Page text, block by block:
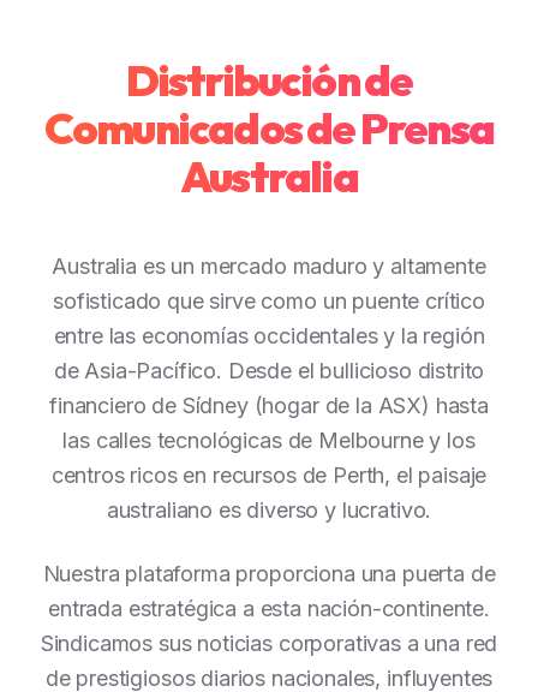
Distribución de
Comunicados de Prensa
Australia
Australia es un mercado maduro y altamente
sofisticado que sirve como un puente crítico
entre las economías occidentales y la región
de Asia-Pacífico. Desde el bullicioso distrito
financiero de Sídney (hogar de la ASX) hasta
las calles tecnológicas de Melbourne y los
centros ricos en recursos de Perth, el paisaje
australiano es diverso y lucrativo.
Nuestra plataforma proporciona una puerta de
entrada estratégica a esta nación-continente.
Sindicamos sus noticias corporativas a una red
de prestigiosos diarios nacionales, influyentes